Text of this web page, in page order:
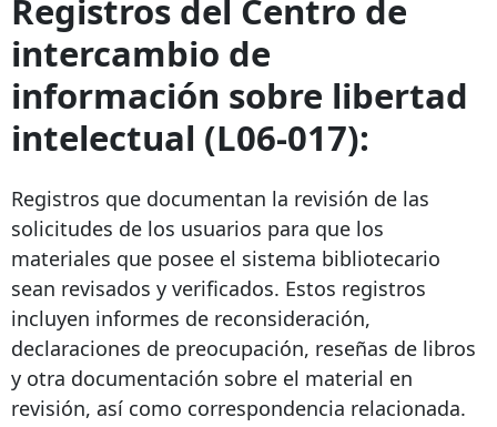
Registros del Centro de
intercambio de
información sobre libertad
intelectual (L06-017):
Registros que documentan la revisión de las
solicitudes de los usuarios para que los
materiales que posee el sistema bibliotecario
sean revisados ​​y verificados. Estos registros
incluyen informes de reconsideración,
declaraciones de preocupación, reseñas de libros
y otra documentación sobre el material en
revisión, así como correspondencia relacionada.